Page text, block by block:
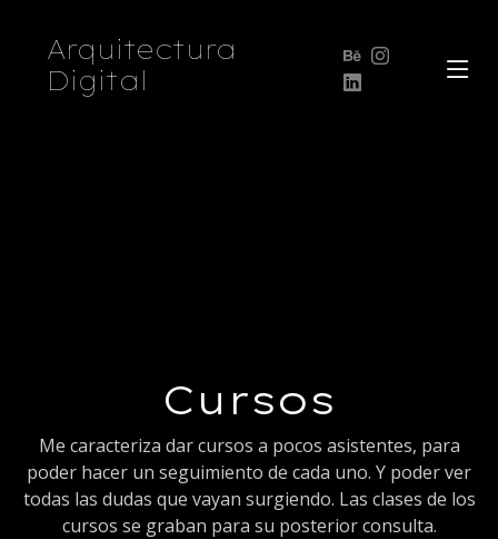
Arquitectura
Digital
Cursos
Me caracteriza dar cursos a pocos asistentes, para
poder hacer un seguimiento de cada uno. Y poder ver
todas las dudas que vayan surgiendo. Las clases de los
cursos se graban para su posterior consulta.